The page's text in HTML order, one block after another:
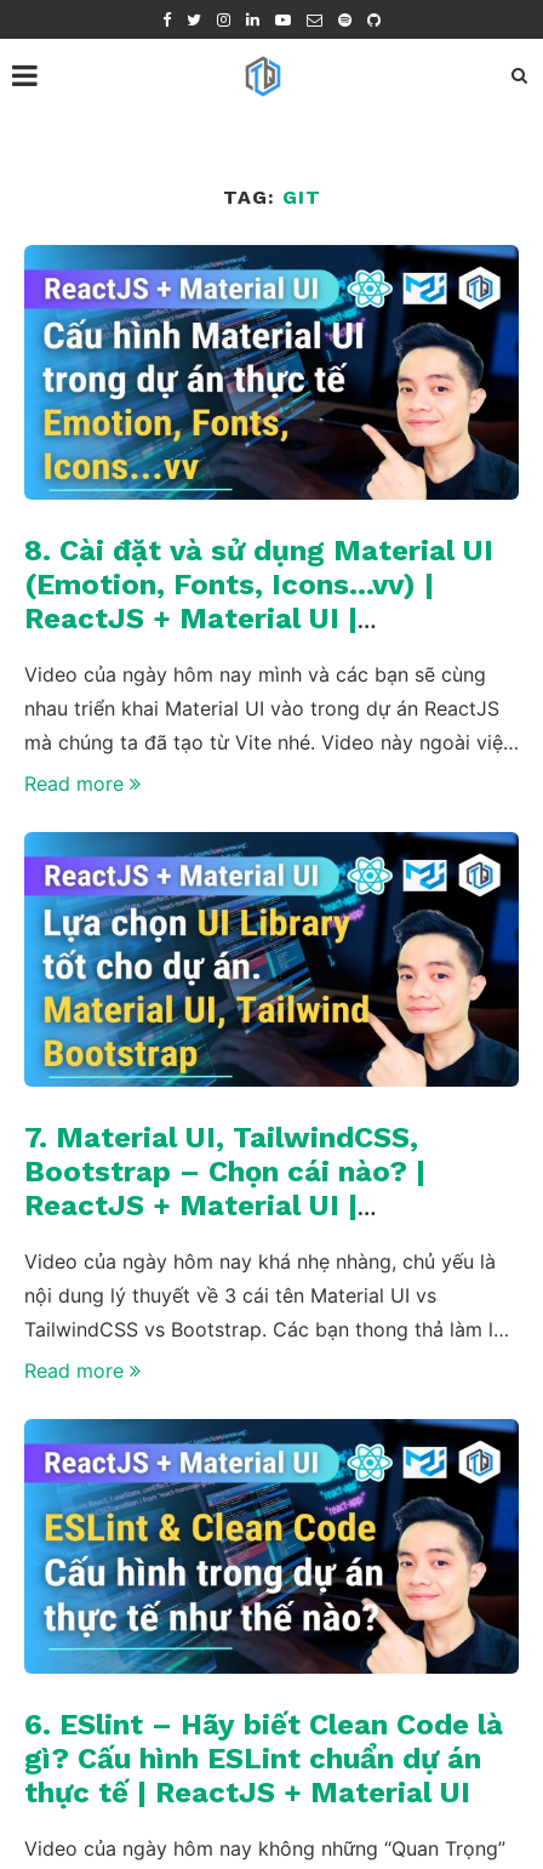
TAG: GIT
8. Cài đặt và sử dụng Material UI
(Emotion, Fonts, Icons…vv) |
ReactJS + Material UI |
Video của ngày hôm nay mình và các bạn sẽ cùng
nhau triển khai Material UI vào trong dự án ReactJS
mà chúng ta đã tạo từ Vite nhé. Video này ngoài việc
cài đặt ra thì mình cũng có giải thích đầy đủ về
MUI, cũng như cấu hình Fonts và Icons sẵn luôn cho
con project của chúng ta nhé.
Read more
7. Material UI, TailwindCSS,
Bootstrap – Chọn cái nào? |
ReactJS + Material UI |
Video của ngày hôm nay khá nhẹ nhàng, chủ yếu là
nội dung lý thuyết về 3 cái tên Material UI vs
TailwindCSS vs Bootstrap. Các bạn thong thả làm ly
cafe đen đá rồi nghe mình giải thích về 3 thứ trên nha
Read more
6. ESlint – Hãy biết Clean Code là
gì? Cấu hình ESLint chuẩn dự án
thực tế | ReactJS + Material UI
Video của ngày hôm nay không những “Quan Trọng”